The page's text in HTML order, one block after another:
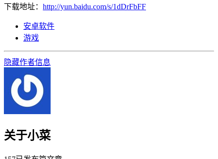
下载地址： http://yun.baidu.com/s/1dDrFbFF
安卓软件
游戏
隐藏作者信息
关于小菜